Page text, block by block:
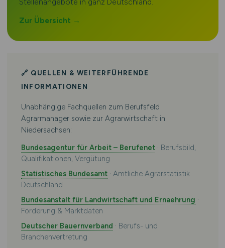
Zur Übersicht →
🔗 QUELLEN & WEITERFÜHRENDE
INFORMATIONEN
Unabhängige Fachquellen zum Berufsfeld
Agrarmanager sowie zur Agrarwirtschaft in
Niedersachsen:
Bundesagentur für Arbeit – Berufenet· Berufsbild,
Qualifikationen, Vergütung
Statistisches Bundesamt· Amtliche Agrarstatistik
Deutschland
Bundesanstalt für Landwirtschaft und Ernaehrung ·
Förderung & Marktdaten
Deutscher Bauernverband · Berufs- und
Branchenvertretung